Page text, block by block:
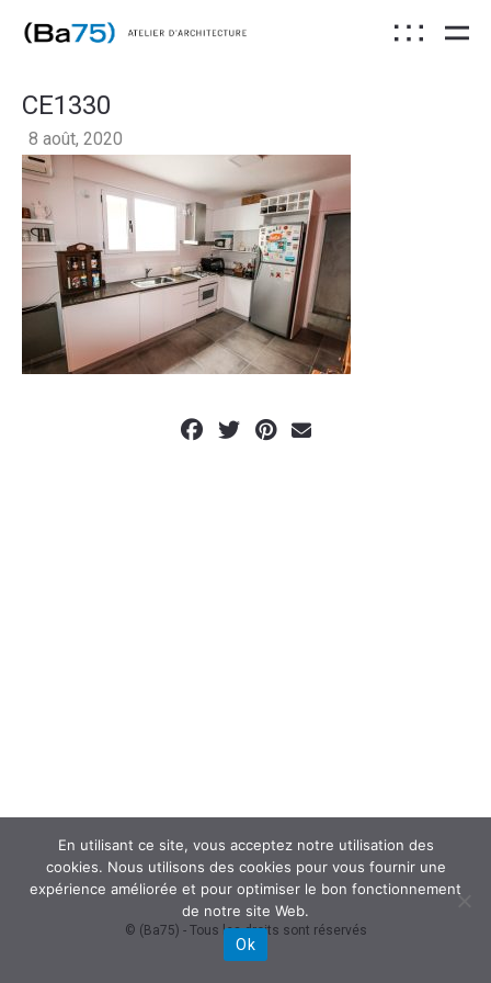
CE1330
8 août, 2020
© (Ba75) - Tous les droits sont réservés
En utilisant ce site, vous acceptez notre utilisation des
cookies. Nous utilisons des cookies pour vous fournir une
expérience améliorée et pour optimiser le bon fonctionnement
de notre site Web.
Ok